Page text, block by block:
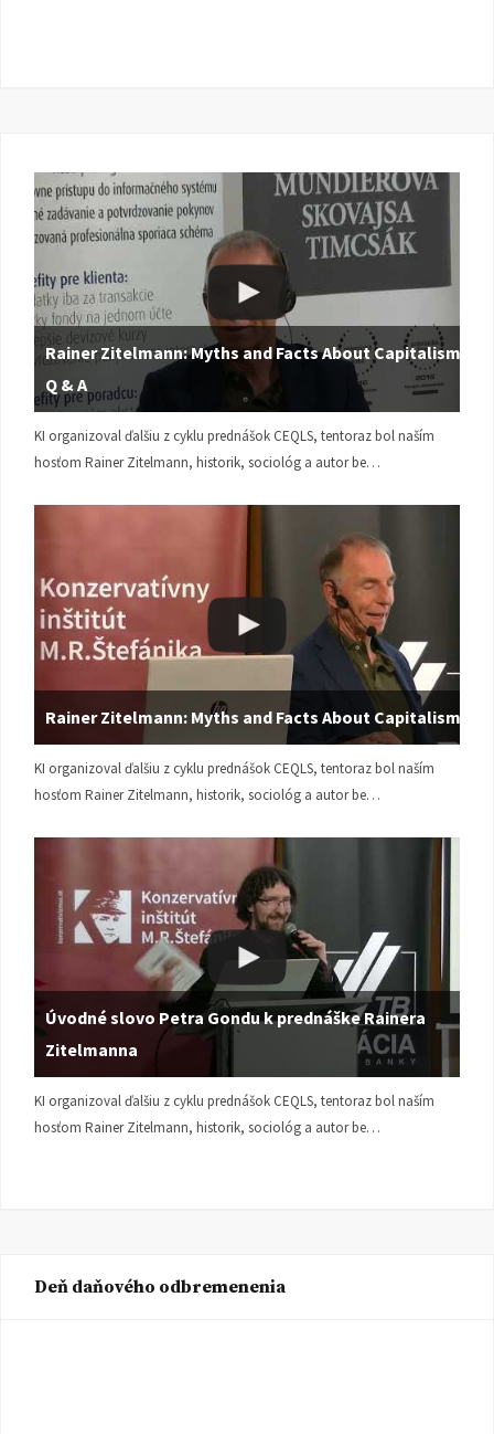
Rainer Zitelmann: Myths and Facts About Capitalism |
Q & A
KI organizoval ďalšiu z cyklu prednášok CEQLS, tentoraz bol naším
hosťom Rainer Zitelmann, historik, sociológ a autor be…
Rainer Zitelmann: Myths and Facts About Capitalism
KI organizoval ďalšiu z cyklu prednášok CEQLS, tentoraz bol naším
hosťom Rainer Zitelmann, historik, sociológ a autor be…
Úvodné slovo Petra Gondu k prednáške Rainera
Zitelmanna
KI organizoval ďalšiu z cyklu prednášok CEQLS, tentoraz bol naším
hosťom Rainer Zitelmann, historik, sociológ a autor be…
Deň daňového odbremenenia